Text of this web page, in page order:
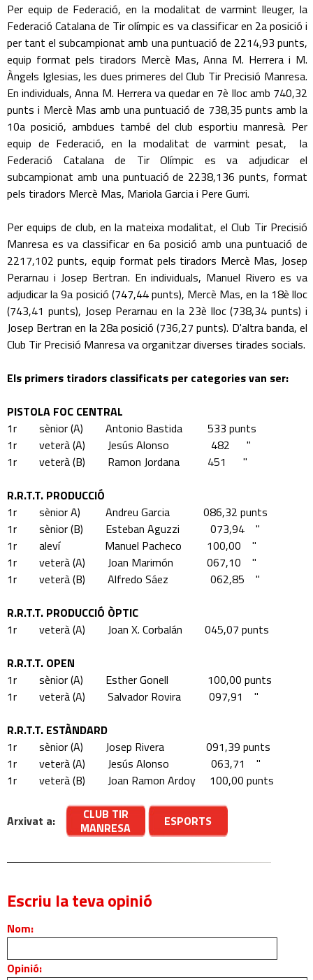
Per equip de Federació, en la modalitat de varmint lleuger, la
Federació Catalana de Tir olímpic es va classificar en 2a posició i
per tant el subcampionat amb una puntuació de 2214,93 punts,
equip format pels tiradors Mercè Mas, Anna M. Herrera i M.
Àngels Iglesias, les dues primeres del Club Tir Precisió Manresa.
En individuals, Anna M. Herrera va quedar en 7è lloc amb 740,32
punts i Mercè Mas amb una puntuació de 738,35 punts amb la
10a posició, ambdues també del club esportiu manresà. Per
equip de Federació, en la modalitat de varmint pesat, la
Federació Catalana de Tir Olímpic es va adjudicar el
subcampionat amb una puntuació de 2238,136 punts, format
pels tiradors Mercè Mas, Mariola Garcia i Pere Gurri.
Per equips de club, en la mateixa modalitat, el Club Tir Precisió
Manresa es va classificar en 6a posició amb una puntuació de
2217,102 punts, equip format pels tiradors Mercè Mas, Josep
Perarnau i Josep Bertran. En individuals, Manuel Rivero es va
adjudicar la 9a posició (747,44 punts), Mercè Mas, en la 18è lloc
(743,41 punts), Josep Perarnau en la 23è lloc (738,34 punts) i
Josep Bertran en la 28a posició (736,27 punts). D'altra banda, el
Club Tir Precisió Manresa va organitzar diverses tirades socials.
Els primers tiradors classificats per categories van ser:
PISTOLA FOC CENTRAL
1r sènior (A) Antonio Bastida 533 punts
1r veterà (A) Jesús Alonso 482 "
1r veterà (B) Ramon Jordana 451 "
R.R.T.T. PRODUCCIÓ
1r sènior A) Andreu Garcia 086,32 punts
1r sènior (B) Esteban Aguzzi 073,94 "
1r aleví Manuel Pacheco 100,00 "
1r veterà (A) Joan Marimón 067,10 "
1r veterà (B) Alfredo Sáez 062,85 "
R.R.T.T. PRODUCCIÓ ÒPTIC
1r veterà (A) Joan X. Corbalán 045,07 punts
R.R.T.T. OPEN
1r sènior (A) Esther Gonell 100,00 punts
1r veterà (A) Salvador Rovira 097,91 "
R.R.T.T. ESTÀNDARD
1r sènior (A) Josep Rivera 091,39 punts
1r veterà (A) Jesús Alonso 063,71 "
1r veterà (B) Joan Ramon Ardoy 100,00 punts
Arxivat a:
CLUB TIR
MANRESA
ESPORTS
Escriu la teva opinió
Nom:
Opinió: